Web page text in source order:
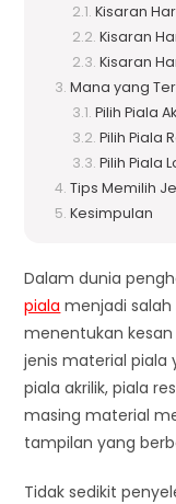
Kisaran
Kisaran
Kisaran
Mana yang
Pilih Piala
Pilih Piala
Pilih Piala
Tips Memilih
Kesimpulan
Dalam dunia
piala menjadi
menentukan
jenis material piala
piala akrilik, piala
masing material
tampilan yang
Tidak sedikit